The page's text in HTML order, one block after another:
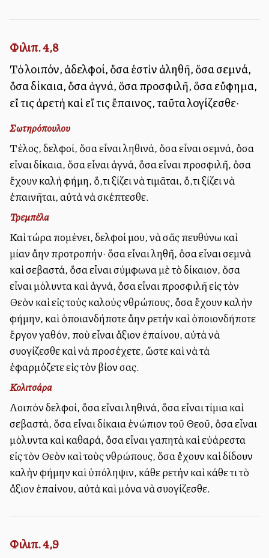
Φιλιπ. 4,8
Τὸ λοιπόν, ἀδελφοί, ὅσα ἐστὶν ἀληθῆ, ὅσα σεμνά,
ὅσα δίκαια, ὅσα ἁγνά, ὅσα προσφιλῆ, ὅσα εὔφημα,
εἴ τις ἀρετὴ καὶ εἴ τις ἔπαινος, ταῦτα λογίζεσθε·
Σωτηρόπουλου
Τέλος, ἀδελφοί, ὅσα εἶναι ἀληθινά, ὅσα εἶναι σεμνά, ὅσα
εἶναι δίκαια, ὅσα εἶναι ἁγνά, ὅσα εἶναι προσφιλῆ, ὅσα
ἔχουν καλὴ φήμη, ὅ,τι ἀξίζει νὰ τιμᾶται, ὅ,τι ἀξίζει νὰ
ἐπαινῆται, αὐτὰ νὰ σκέπτεσθε.
Τρεμπέλα
Καὶ τώρα ἀπομένει, ἀδελφοί μου, νὰ σᾶς ἀπευθύνω καὶ
μίαν ἄλλην προτροπήν· ὅσα εἶναι ἀληθῆ, ὅσα εἶναι σεμνὰ
καὶ σεβαστά, ὅσα εἶναι σύμφωνα μὲ τὸ δίκαιον, ὅσα
εἶναι ἀμόλυντα καὶ ἁγνά, ὅσα εἶναι προσφιλῆ εἰς τὸν
Θεὸν καὶ εἰς τοὺς καλοὺς ἀνθρώπους, ὅσα ἔχουν καλὴν
φήμην, καὶ ὁποιανδήποτε ἄλλην ἀρετὴν καὶ ὁποιονδήποτε
ἔργον ἀγαθόν, ποὺ εἶναι ἄξιον ἐπαίνου, αὐτὰ νὰ
συλλογίζεσθε καὶ νὰ προσέχετε, ὥστε καὶ νὰ τὰ
ἐφαρμόζετε εἰς τὸν βίον σας.
Κολιτσάρα
Λοιπὸν ἀδελφοί, ὅσα εἶναι ἀληθινά, ὅσα εἶναι τίμια καὶ
σεβαστά, ὅσα εἶναι δίκαια ἐνώπιον τοῦ Θεοῦ, ὅσα εἶναι
ἀμόλυντα καὶ καθαρά, ὅσα εἶναι ἀγαπητὰ καὶ εὐάρεστα
εἰς τὸν Θεὸν καὶ τοὺς ἀνθρώπους, ὅσα ἔχουν καὶ δίδουν
καλὴν φήμην καὶ ὑπόληψιν, κάθε ἀρετὴν καὶ κάθε τι τὸ
ἄξιον ἐπαίνου, αὐτὰ καὶ μόνα νὰ συλλογίζεσθε.
Φιλιπ. 4,9